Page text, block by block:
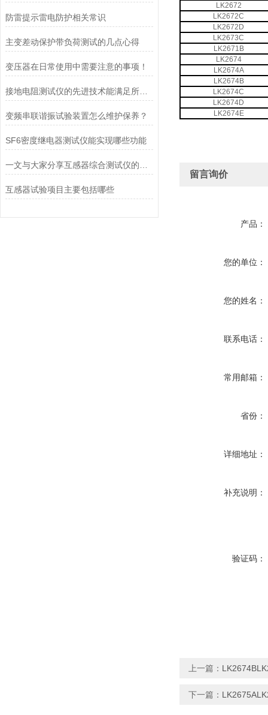
防雷提示雷电防护相关常识
主变差动保护带负荷测试的几点心得
变压器在日常使用中需要注意的事项！
接地电阻测试仪的先进技术能满足所有接地测量的要求
变频串联谐振试验装置怎么维护保养？
SF6密度继电器测试仪能实现哪些功能
互感器试验项目主要包括哪些
LK2672
LK2672C
LK2672D
LK2673C
LK2671B
LK2674
LK2674A
LK2674B
LK2674C
LK2674D
LK2674E
留言询价
产品：
您的单位：
您的姓名：
联系电话：
常用邮箱：
省份：
详细地址：
补充说明：
验证码：
上一篇：
下一篇：